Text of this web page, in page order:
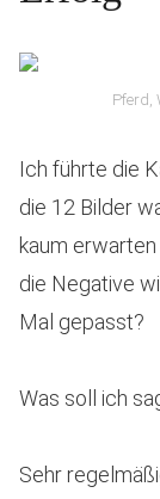
Pferd,
Ich führte die
die 12 Bilder
kaum
die Negative
Mal gepasst?
Was soll ich
Sehr